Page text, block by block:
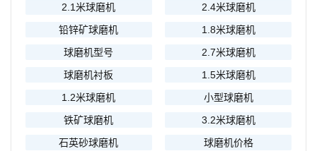
2.1米球磨机
2.4米球磨机
铅锌矿球磨机
1.8米球磨机
球磨机型号
2.7米球磨机
球磨机衬板
1.5米球磨机
1.2米球磨机
小型球磨机
铁矿球磨机
3.2米球磨机
石英砂球磨机
球磨机价格